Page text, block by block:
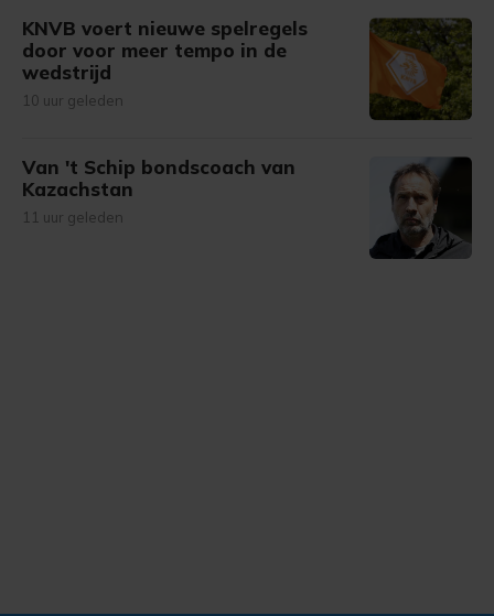
KNVB voert nieuwe spelregels
door voor meer tempo in de
wedstrijd
10 uur geleden
Van 't Schip bondscoach van
Kazachstan
11 uur geleden